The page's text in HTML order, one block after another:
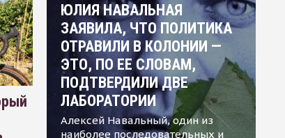
ЮЛИЯ НАВАЛЬНАЯ
ЗАЯВИЛА, ЧТО ПОЛИТИКА
ОТРАВИЛИ В КОЛОНИИ —
ЭТО, ПО ЕЕ СЛОВАМ,
ПОДТВЕРДИЛИ ДВЕ
ЛАБОРАТОРИИ
Алексей Навальный, один из
наиболее последовательных и